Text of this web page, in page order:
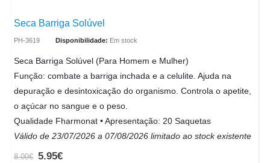
Seca Barriga Solúvel
PH-3619 Disponibilidade: Em stock
Seca Barriga Solúvel (Para Homem e Mulher)
Função: combate a barriga inchada e a celulite. Ajuda na
depuração e desintoxicação do organismo. Controla o apetite,
o açúcar no sangue e o peso.
Qualidade Fharmonat • Apresentação: 20 Saquetas
Válido de 23/07/2026 a 07/08/2026 limitado ao stock existente
8.00€ 5.95€